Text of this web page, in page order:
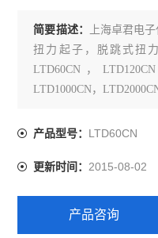
简要描述：
上海卓君电
扭力起子，脱跳式扭力
LTD60CN，
LTD1000CN，
产品型号： LTD60CN
更新时间：2015-08-02
产品咨询